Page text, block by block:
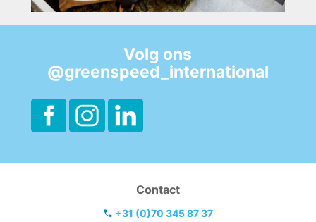
Volg ons
@greenspeed_international
Contact
+31 (0)70 345 87 37